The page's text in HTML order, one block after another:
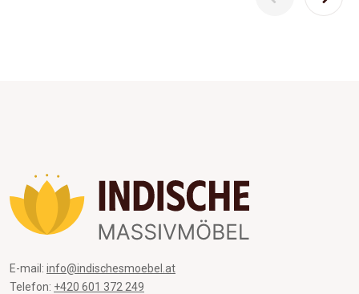
E-mail: info@indischesmoebel.at
Telefon: +420 601 372 249